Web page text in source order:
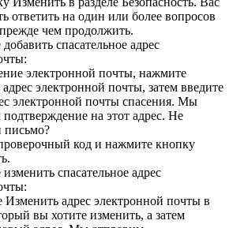
ответить на один или более вопросов
чем продолжить.
спасательное адрес
электронной почты, нажмите
электронной почты, затем введите
электронной почты спасения. Мы
на этот адрес. Не
письмо?
код и нажмите кнопку
спасательное адрес
Изменить адрес электронной почты в
вы хотите изменить, а затем